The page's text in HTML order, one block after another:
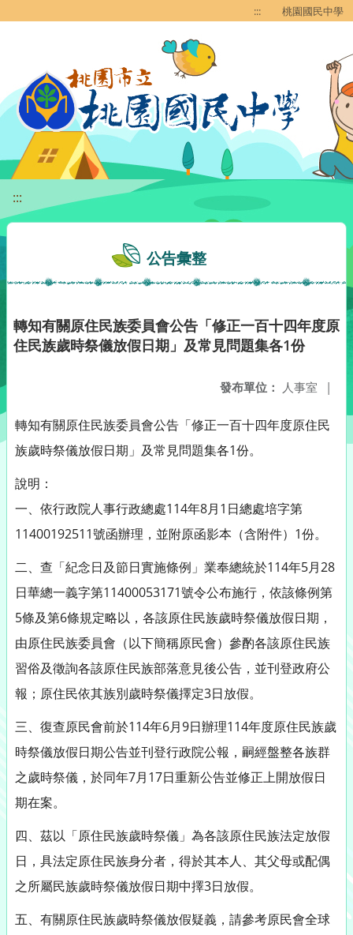
::: 桃園國民中學
:::
公告彙整
轉知有關原住民族委員會公告「修正一百十四年度原
住民族歲時祭儀放假日期」及常見問題集各1份
發布單位： 人事室 |
轉知有關原住民族委員會公告「修正一百十四年度原住民
族歲時祭儀放假日期」及常見問題集各1份。
說明：
一、依行政院人事行政總處114年8月1日總處培字第
11400192511號函辦理，並附原函影本（含附件）1份。
二、查「紀念日及節日實施條例」業奉總統於114年5月28
日華總一義字第11400053171號令公布施行，依該條例第
5條及第6條規定略以，各該原住民族歲時祭儀放假日期，
由原住民族委員會（以下簡稱原民會）參酌各該原住民族
習俗及徵詢各該原住民族部落意見後公告，並刊登政府公
報；原住民依其族別歲時祭儀擇定3日放假。
三、復查原民會前於114年6月9日辦理114年度原住民族歲
時祭儀放假日期公告並刊登行政院公報，嗣經盤整各族群
之歲時祭儀，於同年7月17日重新公告並修正上開放假日
期在案。
四、茲以「原住民族歲時祭儀」為各該原住民族法定放假
日，具法定原住民族身分者，得於其本人、其父母或配偶
之所屬民族歲時祭儀放假日期中擇3日放假。
五、有關原住民族歲時祭儀放假疑義，請參考原民會全球